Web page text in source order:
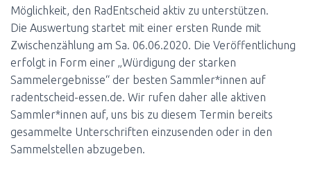
Möglichkeit, den RadEntscheid aktiv zu unterstützen.
Die Auswertung startet mit einer ersten Runde mit
Zwischenzählung am Sa. 06.06.2020. Die Veröffentlichung
erfolgt in Form einer „Würdigung der starken
Sammelergebnisse“ der besten Sammler*innen auf
radentscheid-essen.de. Wir rufen daher alle aktiven
Sammler*innen auf, uns bis zu diesem Termin bereits
gesammelte Unterschriften einzusenden oder in den
Sammelstellen abzugeben.